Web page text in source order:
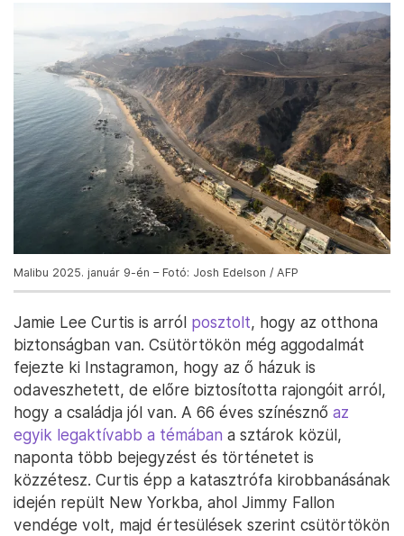
Malibu 2025. január 9-én – Fotó: Josh Edelson / AFP
Jamie Lee Curtis is arról posztolt, hogy az otthona
biztonságban van. Csütörtökön még aggodalmát
fejezte ki Instagramon, hogy az ő házuk is
odaveszhetett, de előre biztosította rajongóit arról,
hogy a családja jól van. A 66 éves színésznő az
egyik legaktívabb a témában a sztárok közül,
naponta több bejegyzést és történetet is
közzétesz. Curtis épp a katasztrófa kirobbanásának
idején repült New Yorkba, ahol Jimmy Fallon
vendége volt, majd értesülések szerint csütörtökön